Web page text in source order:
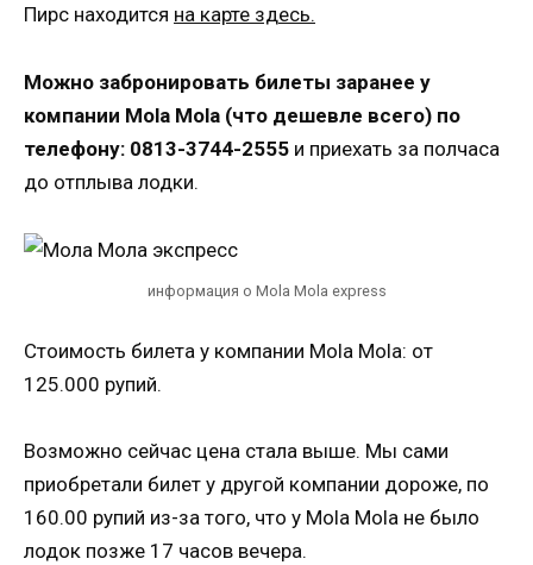
Пирс находится на карте здесь.
Можно забронировать билеты заранее у
компании Mola Mola (что дешевле всего) по
телефону: 0813-3744-2555 и приехать за полчаса
до отплыва лодки.
информация о Mola Mola express
Стоимость билета у компании Mola Mola: от
125.000 рупий.
Возможно сейчас цена стала выше. Мы сами
приобретали билет у другой компании дороже, по
160.00 рупий из-за того, что у Mola Mola не было
лодок позже 17 часов вечера.